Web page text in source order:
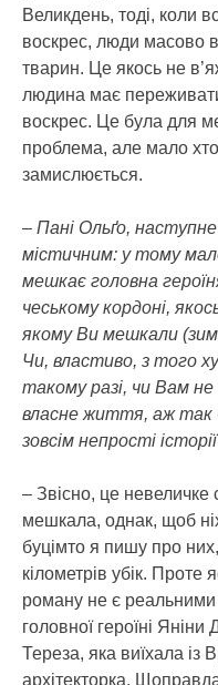
Великдень, тоді, коли
воскрес, люди масово
тварин. Це якось не
людина має
воскрес. Це була для
проблема, але мало
замислюється.
– Пані Ольґо,
містичним: у тому
мешкає головна
чеському кордоні,
якому Ви мешкали
Чи, властиво, з того
такому разі, чи Вам
власне життя, аж так
зовсім непрості
– Звісно, це невеличке
мешкала, однак, щоб
буцімто я пишу про
кілометрів убік.
роману не є
головної героїні
Тереза, яка виїхала із
архітекторка.